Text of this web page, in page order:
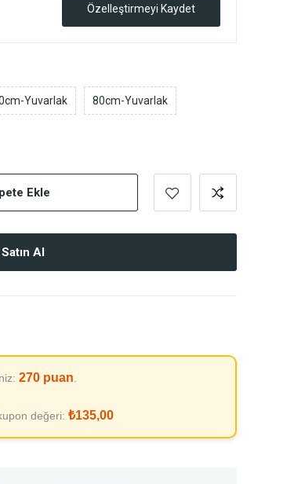
Özelleştirmeyi Kaydet
Yuvarlak 80cm-Yuvarlak
Ekle
Satın Al
270 puan
değeri: ₺135,00